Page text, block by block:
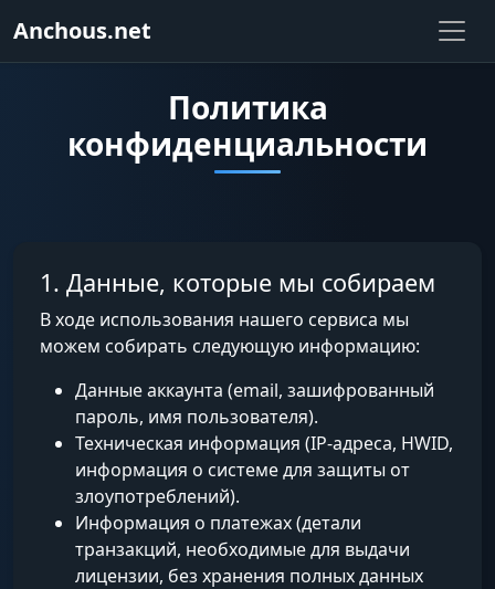
Anchous.net
Политика
конфиденциальности
1. Данные, которые мы собираем
В ходе использования нашего сервиса мы
можем собирать следующую информацию:
Данные аккаунта (email, зашифрованный
пароль, имя пользователя).
Техническая информация (IP-адреса, HWID,
информация о системе для защиты от
злоупотреблений).
Информация о платежах (детали
транзакций, необходимые для выдачи
лицензии, без хранения полных данных